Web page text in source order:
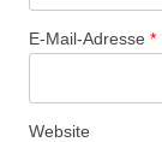
E-Mail-Adresse *
Website